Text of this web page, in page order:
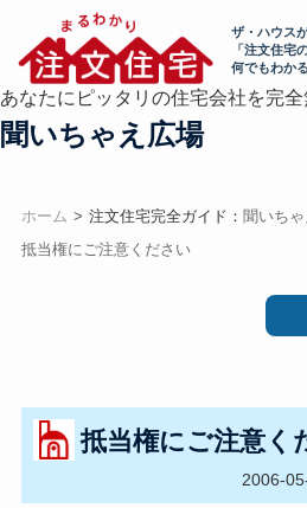
ザ・ハウス
「注文住宅
何でもわか
あなたにピッタリの住宅会社を完全
聞いちゃえ広場
ホーム 注文住宅完全ガイド： 聞いち
抵当権にご注意ください
抵当権にご注意く
2006-